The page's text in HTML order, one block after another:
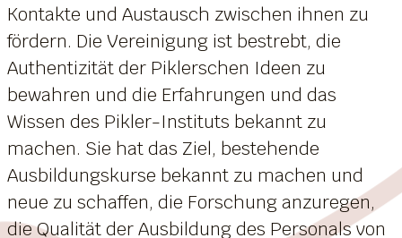
Kontakte und Austausch zwischen ihnen zu
fördern. Die Vereinigung ist bestrebt, die
Authentizität der Piklerschen Ideen zu
bewahren und die Erfahrungen und das
Wissen des Pikler-Instituts bekannt zu
machen. Sie hat das Ziel, bestehende
Ausbildungskurse bekannt zu machen und
neue zu schaffen, die Forschung anzuregen,
die Qualität der Ausbildung des Personals von